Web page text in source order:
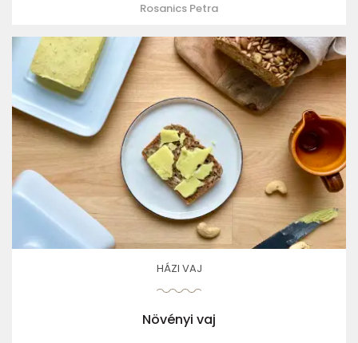
Rosanics Petra
HÁZI VAJ
Növényi vaj